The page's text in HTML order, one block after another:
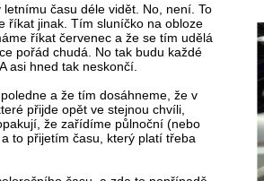
času déle vidět. No, není. To
říkat jinak. Tím sluníčko na obloze
říkat červenec a že se tím udělá
pořád chudá. No tak budu každé
asi hned tak neskončí.
a že tím dosáhneme, že v
přijde opět ve stejnou chvíli,
že zařídíme půlnoční (nebo
to přijetím času, který platí třeba